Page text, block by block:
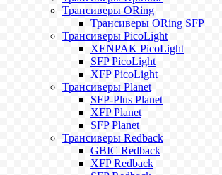
Трансиверы ORing
Трансиверы ORing SFP
Трансиверы PicoLight
XENPAK PicoLight
SFP PicoLight
XFP PicoLight
Трансиверы Planet
SFP-Plus Planet
XFP Planet
SFP Planet
Трансиверы Redback
GBIC Redback
XFP Redback